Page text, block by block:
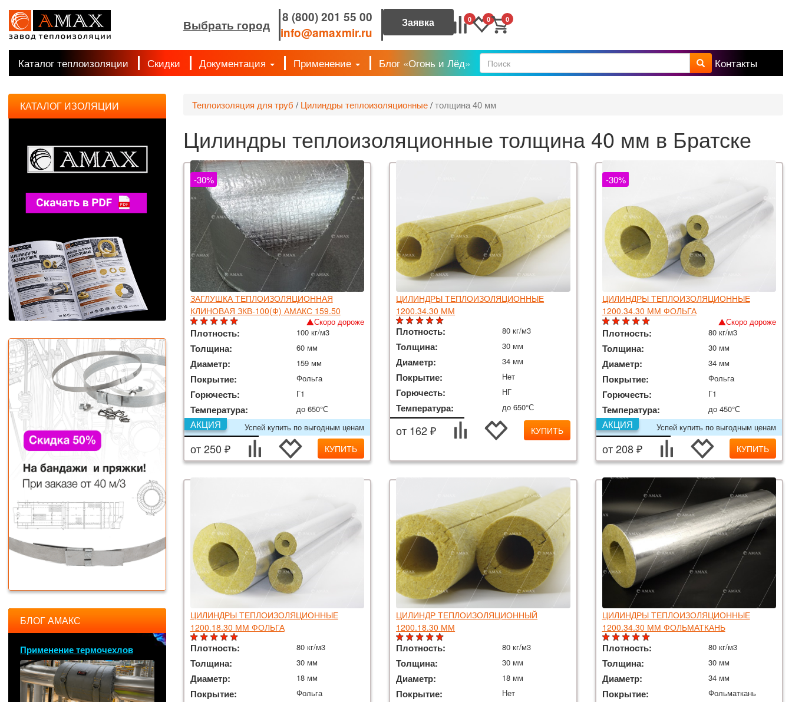
Выбрать город
8 (800) 201 55 00
info@amaxmir.ru
0 0 0
Каталог теплоизоляции Скидки Документация Применение Блог «Огонь и Лёд» Форма поиска Контакты
Теплоизоляция для труб / Цилиндры теплоизоляционные/толщина 40 мм
Цилиндры теплоизоляционные толщина 40 мм в Братске
ЗАГЛУШКА ТЕПЛОИЗОЛЯЦИОННАЯ
КЛИНОВАЯ ЗКВ-100(Ф) АМАКС 159.50
-30%
Скоро дороже
Плотность: 100 кг/м3
Толщина: 60 мм
Диаметр: 159 мм
Покрытие: Фольга
Горючесть: Г1
Температура:
до 650°С
Успей купить по выгодным ценам
АКЦИЯ
от 250 ₽ КУПИТЬ
ЦИЛИНДРЫ ТЕПЛОИЗОЛЯЦИОННЫЕ
1200.34.30 ММ
Плотность: 80 кг/м3
Толщина: 30 мм
Диаметр: 34 мм
Покрытие: Нет
Горючесть: НГ
Температура: до 650°С
от 162 ₽ КУПИТЬ
ЦИЛИНДРЫ ТЕПЛОИЗОЛЯЦИОННЫЕ
1200.34.30 ММ ФОЛЬГА
-30%
Скоро дороже
Плотность: 80 кг/м3
Толщина: 30 мм
Диаметр: 34 мм
Покрытие: Фольга
Горючесть: Г1
Температура:
до 450°С
Успей купить по выгодным ценам
АКЦИЯ
от 208 ₽ КУПИТЬ
ЦИЛИНДРЫ ТЕПЛОИЗОЛЯЦИОННЫЕ
1200.18.30 ММ ФОЛЬГА
Плотность: 80 кг/м3
Толщина: 30 мм
Диаметр: 18 мм
Покрытие: Фольга
ЦИЛИНДР ТЕПЛОИЗОЛЯЦИОННЫЙ
1200.18.30 ММ
Плотность: 80 кг/м3
Толщина: 30 мм
Диаметр: 18 мм
Покрытие: Нет
ЦИЛИНДРЫ ТЕПЛОИЗОЛЯЦИОННЫЕ
1200.34.30 ММ ФОЛЬМАТКАНЬ
Плотность: 80 кг/м3
Толщина: 30 мм
Диаметр: 34 мм
Покрытие: Фольматкань
КАТАЛОГ ИЗОЛЯЦИИ
БЛОГ АМАКС
Применение термочехлов